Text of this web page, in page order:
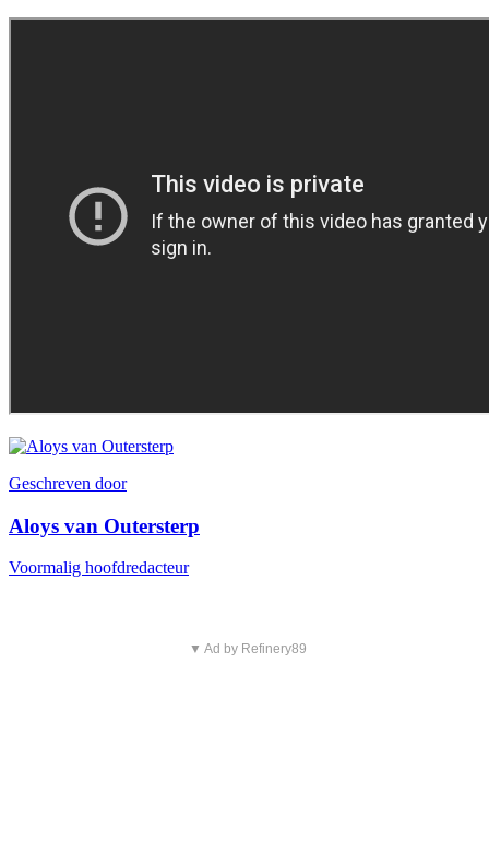
Geschreven door
Aloys van Outersterp
Voormalig hoofdredacteur
▼ Ad by Refinery89